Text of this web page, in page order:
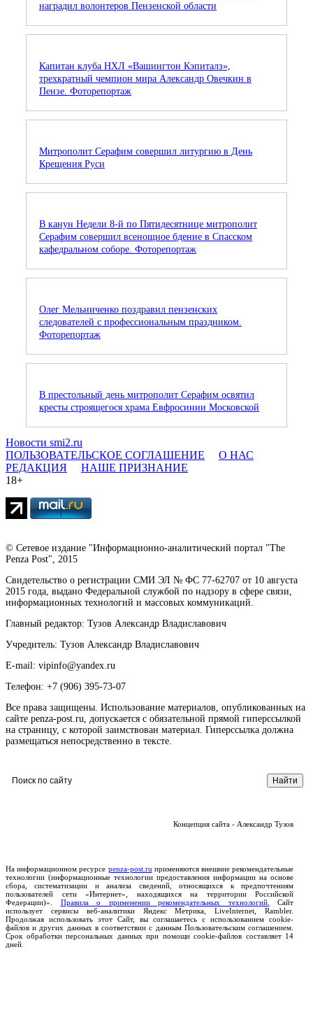
наградил волонтеров Пензенской области
Капитан клуба НХЛ «Вашингтон Кэпиталз»,
трехкратный чемпион мира Александр Овечкин в
Пензе. Фоторепортаж
Митрополит Серафим совершил литургию в День
Крещения Руси
В канун Недели 8-й по Пятидесятнице митрополит
Серафим совершил всенощное бдение в Спасском
кафедральном соборе. Фоторепортаж
Олег Мельниченко поздравил пензенских
следователей с профессиональным праздником.
Фоторепортаж
В престольный день митрополит Серафим освятил
кресты строящегося храма Евфросинии Московской
Новости smi2.ru
ПОЛЬЗОВАТЕЛЬСКОЕ СОГЛАШЕНИЕ
О НАС
РЕДАКЦИЯ
НАШЕ ПРИЗНАНИЕ
18+
© Сетевое издание "Информационно-аналитический портал "The
Penza Post", 2015
Свидетельство о регистрации СМИ ЭЛ № ФС 77-62707 от 10 августа
2015 года, выдано Федеральной службой по надзору в сфере связи,
информационных технологий и массовых коммуникаций.
Главный редактор: Тузов Александр Владиславович
Учредитель: Тузов Александр Владиславович
E-mail: vipinfo@yandex.ru
Телефон: +7 (906) 395-73-07
Все права защищены. Использование материалов, опубликованных на
сайте penza-post.ru, допускается с обязательной прямой гиперссылкой
на страницу, с которой заимствован материал. Гиперссылка должна
размещаться непосредственно в тексте.
Концепция сайта - Александр Тузов
На информационном ресурсе penza-post.ru применяются внешние рекомендательные
технологии (информационные технологии предоставления информации на основе
сбора, систематизации и анализа сведений, относящихся к предпочтениям
пользователей сети «Интернет», находящихся на территории Российской
Федерации)». Правила о применении рекомендательных технологий.
Сайт
использует сервисы веб-аналитики Яндекс Метрика, LiveInternet, Rambler.
Продолжая использовать этот Сайт, вы соглашаетесь с использованием cookie-
файлов и других данных в соответствии с данным Пользовательским соглашением.
Срок обработки персональных данных при помощи cookie-файлов составляет 14
дней.